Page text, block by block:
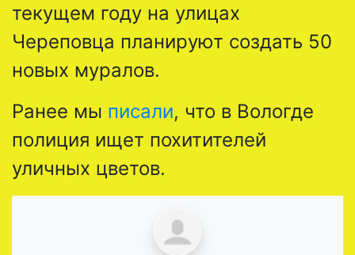
текущем году на улицах
Череповца планируют создать 50
новых муралов.
Ранее мы писали, что в Вологде
полиция ищет похитителей
уличных цветов.